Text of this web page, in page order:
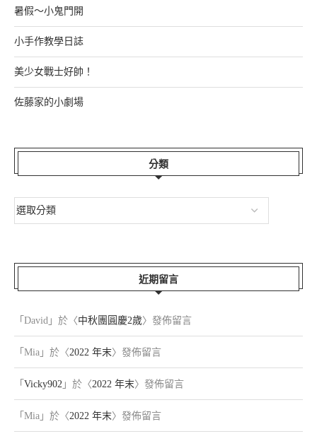
暑假～小鬼門開
小手作教學日誌
美少女戰士好帥！
佐藤家的小劇場
分類
近期留言
「 David 」於〈中秋團圓慶2歲〉發佈留言
「 Mia 」於〈2022 年末〉發佈留言
「 Vicky902 」於〈2022 年末〉發佈留言
「 Mia 」於〈2022 年末〉發佈留言